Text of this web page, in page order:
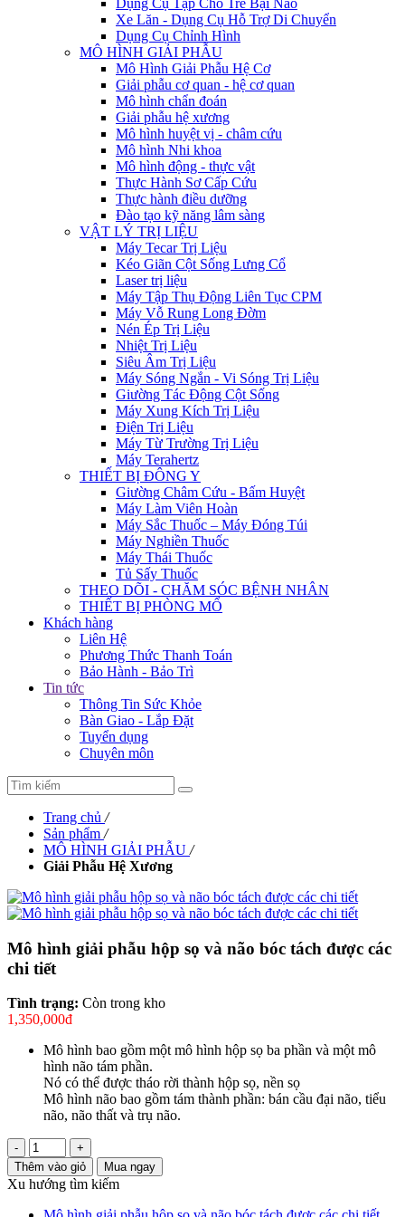
Dụng Cụ Tập Cho Trẻ Bại Não
Xe Lăn - Dụng Cụ Hỗ Trợ Di Chuyển
Dụng Cụ Chỉnh Hình
MÔ HÌNH GIẢI PHẪU
Mô Hình Giải Phẫu Hệ Cơ
Giải phẫu cơ quan - hệ cơ quan
Mô hình chẩn đoán
Giải phẫu hệ xương
Mô hình huyệt vị - châm cứu
Mô hình Nhi khoa
Mô hình động - thực vật
Thực Hành Sơ Cấp Cứu
Thực hành điều dưỡng
Đào tạo kỹ năng lâm sàng
VẬT LÝ TRỊ LIỆU
Máy Tecar Trị Liệu
Kéo Giãn Cột Sống Lưng Cổ
Laser trị liệu
Máy Tập Thụ Động Liên Tục CPM
Máy Vỗ Rung Long Đờm
Nén Ép Trị Liệu
Nhiệt Trị Liệu
Siêu Âm Trị Liệu
Máy Sóng Ngắn - Vi Sóng Trị Liệu
Giường Tác Động Cột Sống
Máy Xung Kích Trị Liệu
Điện Trị Liệu
Máy Từ Trường Trị Liệu
Máy Terahertz
THIẾT BỊ ĐÔNG Y
Giường Châm Cứu - Bấm Huyệt
Máy Làm Viên Hoàn
Máy Sắc Thuốc – Máy Đóng Túi
Máy Nghiền Thuốc
Máy Thái Thuốc
Tủ Sấy Thuốc
THEO DÕI - CHĂM SÓC BỆNH NHÂN
THIẾT BỊ PHÒNG MỔ
Khách hàng
Liên Hệ
Phương Thức Thanh Toán
Bảo Hành - Bảo Trì
Tin tức
Thông Tin Sức Khỏe
Bàn Giao - Lắp Đặt
Tuyển dụng
Chuyên môn
Trang chủ /
Sản phẩm /
MÔ HÌNH GIẢI PHẪU /
Giải Phẫu Hệ Xương
Mô hình giải phẫu hộp sọ và não bóc tách được các
chi tiết
Tình trạng: Còn trong kho
1,350,000đ
Mô hình bao gồm một mô hình hộp sọ ba phần và một mô
hình não tám phần.
Nó có thể được tháo rời thành hộp sọ, nền sọ
Mô hình não bao gồm tám thành phần: bán cầu đại não, tiểu
não, não thất và trụ não.
-
+
Thêm vào giỏ
Mua ngay
Xu hướng tìm kiếm